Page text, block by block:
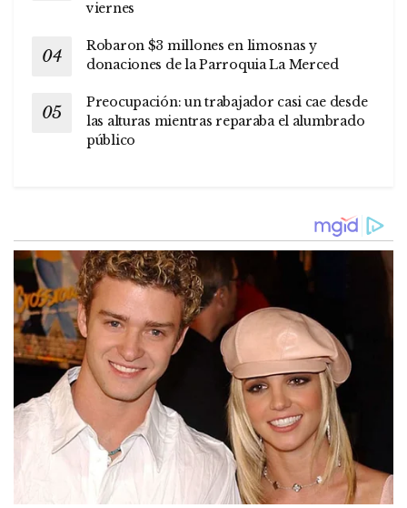
viernes
Robaron $3 millones en limosnas y
donaciones de la Parroquia La Merced
Preocupación: un trabajador casi cae desde
las alturas mientras reparaba el alumbrado
público